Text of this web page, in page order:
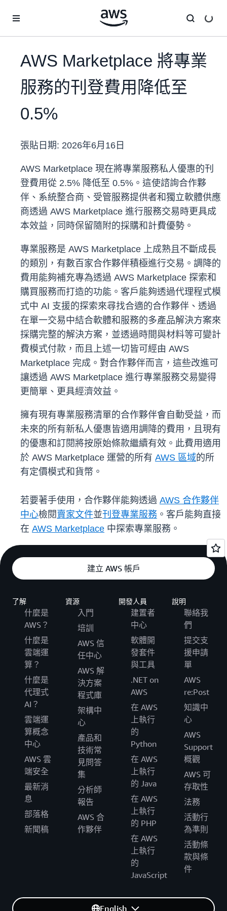
AWS Marketplace 將專業
服務的刊登費用降低至
0.5%
張貼日期: 2026年6月16日
AWS Marketplace 現在將專業服務私人優惠的刊
登費用從 2.5% 降低至 0.5%。這使諮詢合作夥
伴、系統整合商、受管服務提供者和獨立軟體供應
商透過 AWS Marketplace 進行服務交易時更具成
本效益，同時保留隨附的採購和計費優勢。
專業服務是 AWS Marketplace 上成熟且不斷成長
的類別，有數百家合作夥伴積極進行交易。調降的
費用能夠補充專為透過 AWS Marketplace 探索和
購買服務而打造的功能。客戶能夠透過代理程式模
式中 AI 支援的探索來尋找合適的合作夥伴、透過
在單一交易中結合軟體和服務的多產品解決方案來
採購完整的解決方案，並透過時間與材料等可變計
費模式付款，而且上述一切皆可經由 AWS
Marketplace 完成。對合作夥伴而言，這些改進可
讓透過 AWS Marketplace 進行專業服務交易變得
更簡單、更具經濟效益。
擁有現有專業服務清單的合作夥伴會自動受益，而
未來的所有新私人優惠皆適用調降的費用，且現有
的優惠和訂閱將按原始條款繼續有效。此費用適用
於 AWS Marketplace 運營的所有 AWS 區域的所
有定價模式和貨幣。
若要著手使用，合作夥伴能夠透過 AWS 合作夥伴
中心檢閱 賣家文件並刊登專業服務 。客戶能夠直接
在 AWS Marketplace 中探索專業服務。
建立 AWS 帳戶
了解
什麼是
AWS？
什麼是
雲端運
算？
什麼是
代理式
AI？
雲端運
算概念
中心
AWS 雲
端安全
最新消
息
部落格
新聞稿
資源
入門
培訓
AWS 信
任中心
AWS 解
決方案
程式庫
架構中
心
產品和
技術常
見問答
集
分析師
報告
AWS 合
作夥伴
開發人員
建置者
中心
軟體開
發套件
與工具
.NET on
AWS
在 AWS
上執行
的
Python
在 AWS
上執行
的 Java
在 AWS
上執行
的 PHP
在 AWS
上執行
的
JavaScript
說明
聯絡我
們
提交支
援申請
單
AWS
re:Post
知識中
心
AWS
Support
概觀
AWS 可
存取性
法務
活動行
為準則
活動條
款與條
件
English